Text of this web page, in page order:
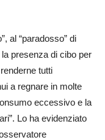
al “paradosso” di
presenza di cibo per
tutti
a regnare in molte
eccessivo e la
Lo ha evidenziato